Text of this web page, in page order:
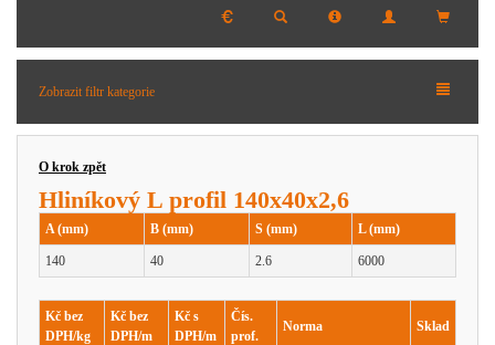
Zobrazit filtr kategorie
O krok zpět
Hliníkový L profil 140x40x2,6
A (mm) B (mm) S (mm) L (mm)
140 40 2.6 6000
Kč bez
DPH/kg
Kč bez
DPH/m
Kč s
DPH/m
Čís.
prof.
Norma Sklad